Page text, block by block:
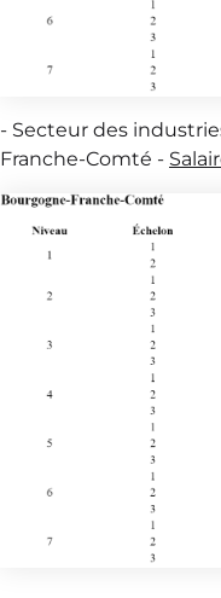
- Secteur des
Franche-Comté -